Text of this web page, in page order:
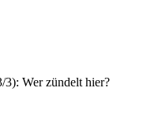
Wer zündelt hier?